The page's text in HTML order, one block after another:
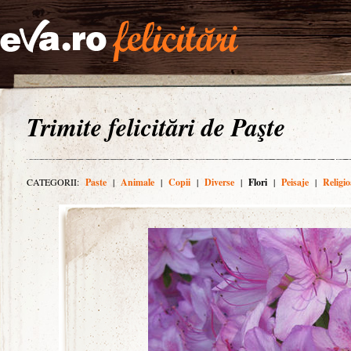
Trimite felicitări de Paşte
CATEGORII: Paste | Animale | Copii | Diverse | Flori | Peisaje |